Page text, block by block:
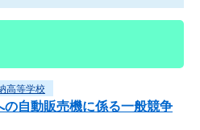
高等学校
自動販売機に係る一般競争